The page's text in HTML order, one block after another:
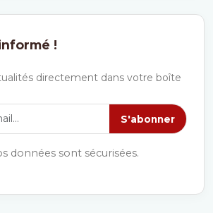
!
directement dans votre boîte
S'abonner
données sont sécurisées.